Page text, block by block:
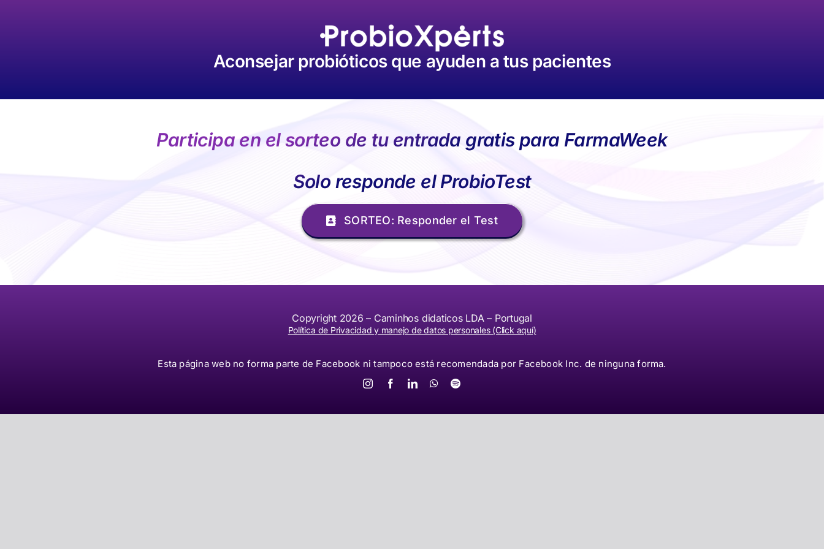
Aconsejar probióticos que ayuden a tus pacientes
Participa en el sorteo de tu entrada gratis para FarmaWeek
Solo responde el ProbioTest
SORTEO: Responder el Test
Copyright 2026 – Caminhos didaticos LDA – Portugal
Política de Privacidad y manejo de datos personales (Click aquí)
Esta página web no forma parte de Facebook ni tampoco está recomendada por Facebook Inc. de ninguna forma.